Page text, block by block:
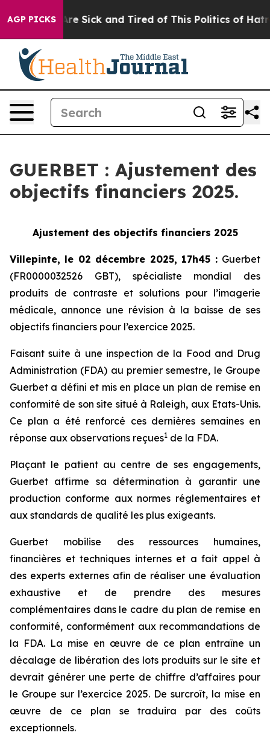
AGP PICKSAre Sick and Tired of This Politics of Hatred”
GUERBET : Ajustement des
objectifs financiers 2025.
Ajustement des objectifs financiers 2025
Villepinte, le 02 décembre 2025, 17h45 : Guerbet
(FR0000032526 GBT), spécialiste mondial des
produits de contraste et solutions pour l’imagerie
médicale, annonce une révision à la baisse de ses
objectifs financiers pour l’exercice 2025.
Faisant suite à une inspection de la Food and Drug
Administration (FDA) au premier semestre, le Groupe
Guerbet a défini et mis en place un plan de remise en
conformité de son site situé à Raleigh, aux Etats-Unis.
Ce plan a été renforcé ces dernières semaines en
réponse aux observations reçues1 de la FDA.
Plaçant le patient au centre de ses engagements,
Guerbet affirme sa détermination à garantir une
production conforme aux normes réglementaires et
aux standards de qualité les plus exigeants.
Guerbet mobilise des ressources humaines,
financières et techniques internes et a fait appel à
des experts externes afin de réaliser une évaluation
exhaustive et de prendre des mesures
complémentaires dans le cadre du plan de remise en
conformité, conformément aux recommandations de
la FDA. La mise en œuvre de ce plan entraîne un
décalage de libération des lots produits sur le site et
devrait générer une perte de chiffre d’affaires pour
le Groupe sur l’exercice 2025. De surcroît, la mise en
œuvre de ce plan se traduira par des coûts
exceptionnels.